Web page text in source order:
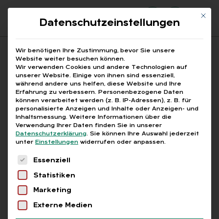
Suchfeld
Suchen
Breadcrumb-Navigation
STARTSEITE JAHRESARBEITSENTGELTGRENZE
Alle Bei­trä­ge mit dem
Schlag­wort „Jah­res­ar­
beits­ent­gelt­gren­ze“
Mit
Datenschutzeinstellungen
Wir benötigen Ihre Zustimmung, bevor Sie unsere
Website weiter besuchen können.
Wir verwenden Cookies und andere Technologien auf
unserer Website. Einige von ihnen sind essenziell,
während andere uns helfen, diese Website und Ihre
Erfahrung zu verbessern. Personenbezogene Daten
können verarbeitet werden (z. B. IP-Adressen), z. B. für
personalisierte Anzeigen und Inhalte oder Anzeigen- und
Inhaltsmessung. Weitere Informationen über die
Verwendung Ihrer Daten finden Sie in unserer
Datenschutzerklärung. Sie können Ihre Auswahl jederzeit
unter Einstellungen widerrufen oder anpassen.
Es folgt eine Liste der Service-Gruppen, für
Essenziell
Statistiken
Marketing
Externe Medien